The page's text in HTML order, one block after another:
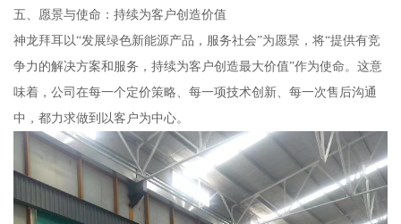
五、愿景与使命：持续为客户创造价值
神龙拜耳以“发展绿色新能源产品，服务社会”为愿景，将“提供有竞
争力的解决方案和服务，持续为客户创造最大价值”作为使命。这意
味着，公司在每一个定价策略、每一项技术创新、每一次售后沟通
中，都力求做到以客户为中心。